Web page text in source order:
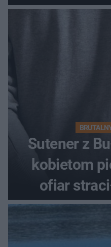
Sutener z
kobietom
ofiar